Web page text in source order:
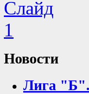
Новости
Лига "Б".